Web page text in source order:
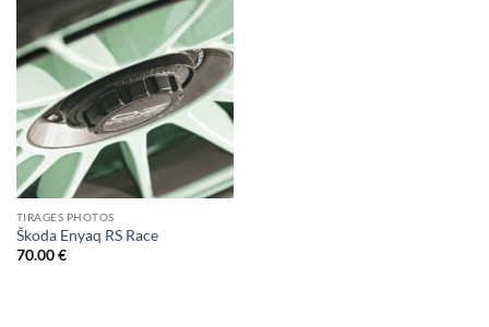
TIRAGES PHOTOS
Škoda Enyaq RS Race
70.00€